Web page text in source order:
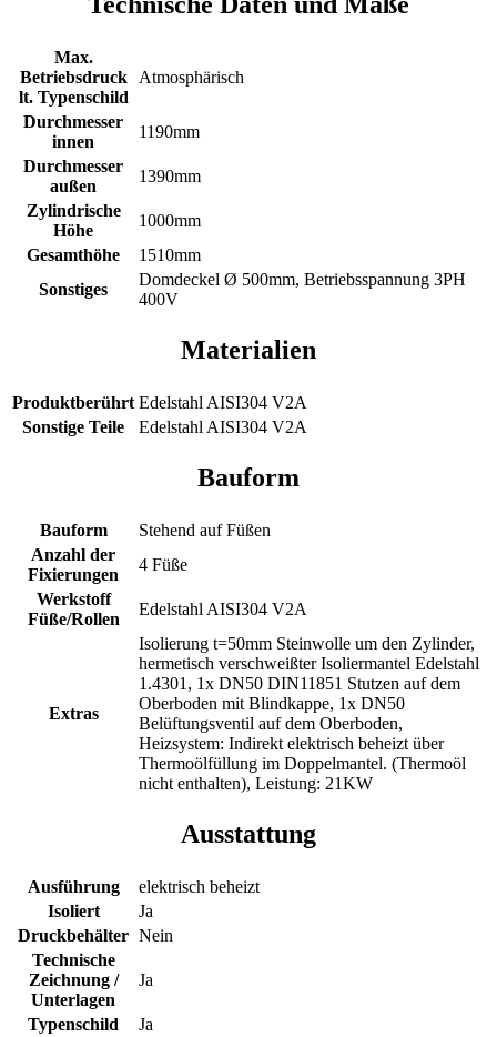
Max.
Betriebsdruck
lt. Typenschild
Atmosphärisch
Durchmesser
innen
1190mm
Durchmesser
außen
1390mm
Zylindrische
Höhe
1000mm
Gesamthöhe
1510mm
Sonstiges
Domdeckel Ø 500mm, Betriebsspannung 3PH
400V
Materialien
Produktberührt Edelstahl AISI304 V2A
Sonstige Teile
Edelstahl AISI304 V2A
Bauform
Bauform
Stehend auf Füßen
Anzahl der
Fixierungen
4 Füße
Werkstoff
Füße/Rollen
Edelstahl AISI304 V2A
Extras
Isolierung t=50mm Steinwolle um den Zylinder,
hermetisch verschweißter Isoliermantel Edelstahl
1.4301, 1x DN50 DIN11851 Stutzen auf dem
Oberboden mit Blindkappe, 1x DN50
Belüftungsventil auf dem Oberboden,
Heizsystem: Indirekt elektrisch beheizt über
Thermoölfüllung im Doppelmantel. (Thermoöl
nicht enthalten), Leistung: 21KW
Ausstattung
Ausführung
elektrisch beheizt
Isoliert
Ja
Druckbehälter Nein
Technische
Zeichnung /
Unterlagen
Ja
Typenschild
Ja